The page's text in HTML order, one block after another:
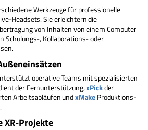
Werkzeuge für professionelle
Headsets. Sie erleichtern die
von Inhalten von einem Computer
Schulungs-, Kollaborations- oder
operative Teams mit spezialisierten
der Fernunterstützung,xPickder
Arbeitsabläufen undxMakeProduktions-
XR-Projekte